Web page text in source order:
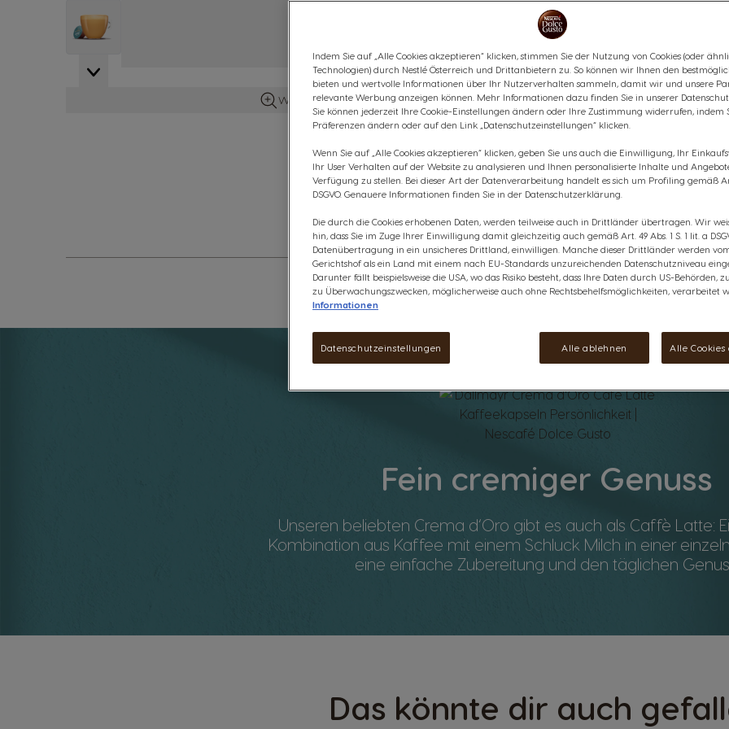
View larger image
Weitere Details anzeigen
vollendetem Dallmayr Kaffee
Milchschaum verwandelt.
cremigen und ausgewogenen
dein täglicher Begleiter
Inhaltsstoffe
€ 7,85
Verringern
Menge
Wunschliste
Wunschzettel
Fein cremiger Genuss
Unseren beliebten Crema d‘Oro gibt es auch als Caffè Latte:
Kombination aus Kaffee mit einem Schluck Milch in einer
eine einfache Zubereitung und den täglichen
Das könnte dir auch
Indem Sie auf „Alle Cookies akzeptieren“ klicken, stimmen Sie der Nutzung von Cookies (oder
Technologien) durch Nestlé Österreich und Drittanbietern zu. So können wir Ihnen den
bieten und wertvolle Informationen über Ihr Nutzerverhalten sammeln, damit wir und unsere
relevante Werbung anzeigen können. Mehr Informationen dazu finden Sie in unserer
Sie können jederzeit Ihre Cookie-Einstellungen ändern oder Ihre Zustimmung widerrufen, indem
Präferenzen ändern oder auf den Link „Datenschutzeinstellungen“ klicken.
Wenn Sie auf „Alle Cookies akzeptieren“ klicken, geben Sie uns auch die Einwilligung, Ihr
Ihr User Verhalten auf der Website zu analysieren und Ihnen personalisierte Inhalte und
Verfügung zu stellen. Bei dieser Art der Datenverarbeitung handelt es sich um Profiling gemäß
DSGVO. Genauere Informationen finden Sie in der Datenschutzerklärung.
Die durch die Cookies erhobenen Daten, werden teilweise auch in Drittländer übertragen. Wir
hin, dass Sie im Zuge Ihrer Einwilligung damit gleichzeitig auch gemäß Art. 49 Abs. 1 S. 1 lit. a
Datenübertragung in ein unsicheres Drittland, einwilligen. Manche dieser Drittländer werden
Gerichtshof als ein Land mit einem nach EU-Standards unzureichenden Datenschutzniveau
Darunter fällt beispielsweise die USA, wo das Risiko besteht, dass Ihre Daten durch US-Behörden,
zu Überwachungszwecken, möglicherweise auch ohne Rechtsbehelfsmöglichkeiten, verarbeitet
Informationen
Alle ablehnen Alle
Datenschutzeinstellungen